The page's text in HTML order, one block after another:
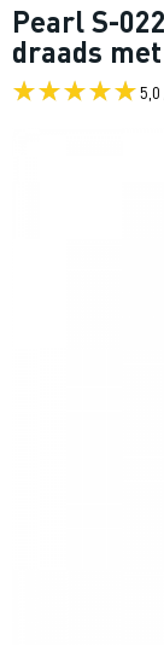
Pearl S-
draads